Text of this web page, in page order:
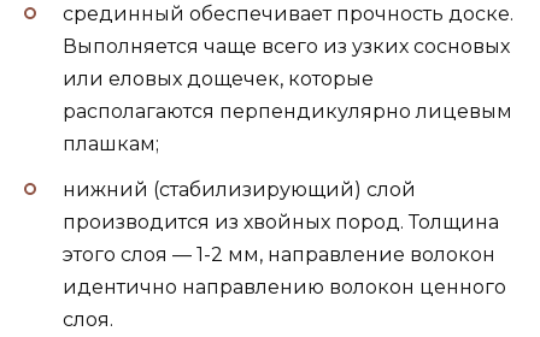
срединный обеспечивает прочность доске.
Выполняется чаще всего из узких сосновых
или еловых дощечек, которые
располагаются перпендикулярно лицевым
плашкам;
нижний (стабилизирующий) слой
производится из хвойных пород. Толщина
этого слоя — 1-2 мм, направление волокон
идентично направлению волокон ценного
слоя.